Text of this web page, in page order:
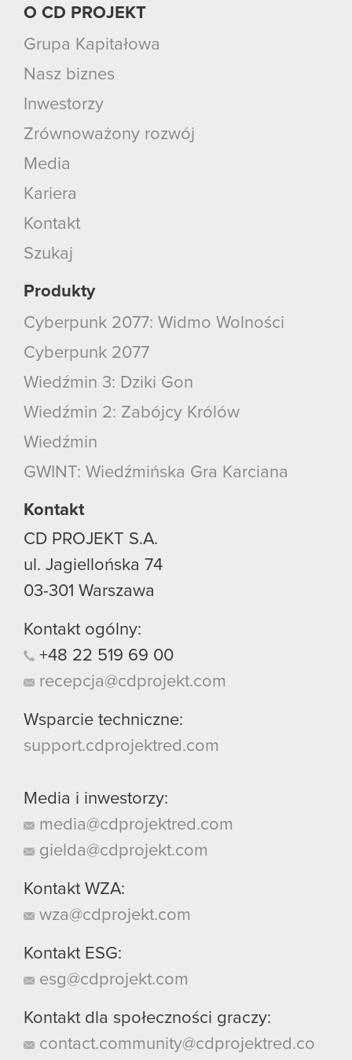
O CD PROJEKT
Grupa Kapitałowa
Nasz biznes
Inwestorzy
Zrównoważony rozwój
Media
Kariera
Kontakt
Szukaj
Produkty
Cyberpunk 2077: Widmo Wolności
Cyberpunk 2077
Wiedźmin 3: Dziki Gon
Wiedźmin 2: Zabójcy Królów
Wiedźmin
GWINT: Wiedźmińska Gra Karciana
Kontakt
CD PROJEKT S.A.
ul. Jagiellońska 74
03-301 Warszawa
Kontakt ogólny:
+48 22 519 69 00
recepcja@cdprojekt.com
Wsparcie techniczne:
support.cdprojektred.com
Media i inwestorzy:
media@cdprojektred.com
gielda@cdprojekt.com
Kontakt WZA:
wza@cdprojekt.com
Kontakt ESG:
esg@cdprojekt.com
Kontakt dla społeczności graczy:
contact.community@cdprojektred.co